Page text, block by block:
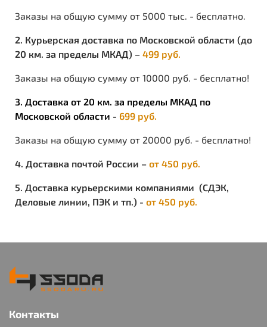
Заказы на общую сумму от 5000 тыс. - бесплатно.
2. Курьерская доставка по Московской области (до
20 км. за пределы МКАД) – 499 руб.
Заказы на общую сумму от 10000 руб. - бесплатно!
3. Доставка от 20 км. за пределы МКАД по
Московской области - 699 руб.
Заказы на общую сумму от 20000 руб. - бесплатно!
4. Доставка почтой России – от 450 руб.
5. Доставка курьерскими компаниями (СДЭК,
Деловые линии, ПЭК и тп.) - от 450 руб.
Контакты